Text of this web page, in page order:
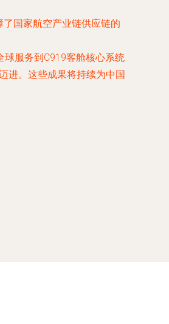
国家航空产业链供应链的
球服务到C919客舱核心系统
进。这些成果将持续为中国